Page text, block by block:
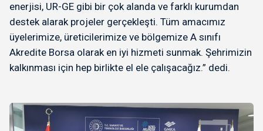
enerjisi, UR-GE gibi bir çok alanda ve farklı kurumdan
destek alarak projeler gerçekleşti. Tüm amacımız
üyelerimize, üreticilerimize ve bölgemize A sınıfı
Akredite Borsa olarak en iyi hizmeti sunmak. Şehrimizin
kalkınması için hep birlikte el ele çalışacağız.” dedi.